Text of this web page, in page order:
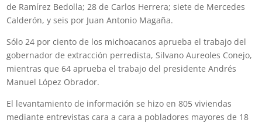
de Ramírez Bedolla; 28 de Carlos Herrera; siete de Mercedes
Calderón, y seis por Juan Antonio Magaña.
Sólo 24 por ciento de los michoacanos aprueba el trabajo del
gobernador de extracción perredista, Silvano Aureoles Conejo,
mientras que 64 aprueba el trabajo del presidente Andrés
Manuel López Obrador.
El levantamiento de información se hizo en 805 viviendas
mediante entrevistas cara a cara a pobladores mayores de 18